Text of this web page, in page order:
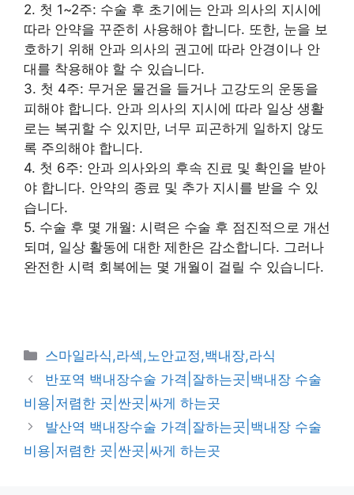
2. 첫 1~2주: 수술 후 초기에는 안과 의사의 지시에
따라 안약을 꾸준히 사용해야 합니다. 또한, 눈을 보
호하기 위해 안과 의사의 권고에 따라 안경이나 안
대를 착용해야 할 수 있습니다.
3. 첫 4주: 무거운 물건을 들거나 고강도의 운동을
피해야 합니다. 안과 의사의 지시에 따라 일상 생활
로는 복귀할 수 있지만, 너무 피곤하게 일하지 않도
록 주의해야 합니다.
4. 첫 6주: 안과 의사와의 후속 진료 및 확인을 받아
야 합니다. 안약의 종료 및 추가 지시를 받을 수 있
습니다.
5. 수술 후 몇 개월: 시력은 수술 후 점진적으로 개선
되며, 일상 활동에 대한 제한은 감소합니다. 그러나
완전한 시력 회복에는 몇 개월이 걸릴 수 있습니다.
카
테
고
리
스마일라식,라섹,노안교정,백내장,라식
반포역 백내장수술 가격|잘하는곳|백내장 수술
비용|저렴한 곳|싼곳|싸게 하는곳
발산역 백내장수술 가격|잘하는곳|백내장 수술
비용|저렴한 곳|싼곳|싸게 하는곳